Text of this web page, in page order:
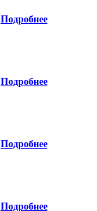
Подробнее
Подробнее
Подробнее
Подробнее